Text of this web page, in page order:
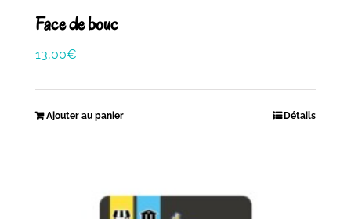
Face de bouc
13,00€
Ajouter au panier Détails